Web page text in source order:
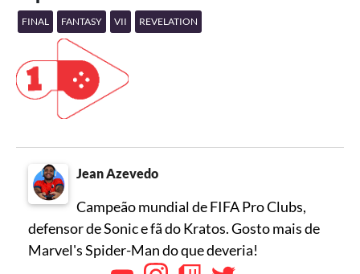
FINAL FANTASY VII REVELATION
Jean Azevedo
Campeão mundial de FIFA Pro Clubs,
defensor de Sonic e fã do Kratos. Gosto mais de
Marvel's Spider-Man do que deveria!